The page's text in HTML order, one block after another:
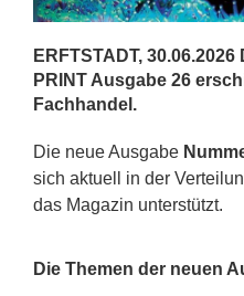
ERFTSTADT,
PRINT Ausgabe 26
Fachhandel.
Die neue Ausgabe
sich aktuell in der
das Magazin unterstützt.
Die Themen der neuen